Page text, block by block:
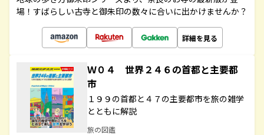
場！すばらしい古寺と御朱印の数々に合いに出かけませんか？
詳細を見る
Ｗ０４ 世界２４６の首都と主要都
市
１９９の首都と４７の主要都市を旅の雑学
とともに解説
旅の図鑑